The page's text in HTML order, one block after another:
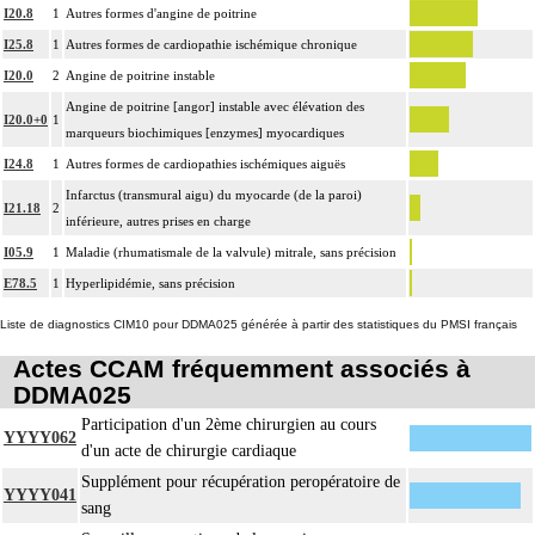
Par remplacement d'un vaisseau ou d'une structure vasculaire, on entend :
résection d'un axe ou d'une structure vasculaire avec reconstruction par greffe
ou prothèse.
4
Par thoracotomie, on entend : tout abord de la cavité thoracique - sternotomie,
thoracotomie latérale, thoracotomie postérieure.
La circulation extracorporelle [CEC] pour acte intrathoracique inclut, pour le
chirurgien, l'installation, la conduite de la circulation extracorporelle, et son
ablation. Elle inclut les responsabilités suivantes :
- décision de l'indication et choix de la technique
- choix du débit de CEC
- définition des protocoles de remplissage
- décision de cardioplégie
- décision d'assistance circulatoire.
La suture d'un vaisseau inclut l'angioplastie d'élargissement.
4 Le pontage artériel inclut la thromboendartériectomie de contigüité.
I20.8 1 Autres formes d'angine de poitrine
I25.8 1 Autres formes de cardiopathie ischémique chronique
I20.0 2 Angine de poitrine instable
I20.0+0 1
Angine de poitrine [angor] instable avec élévation des
marqueurs biochimiques [enzymes] myocardiques
I24.8 1 Autres formes de cardiopathies ischémiques aiguës
I21.18 2
Infarctus (transmural aigu) du myocarde (de la paroi)
inférieure, autres prises en charge
I05.9 1 Maladie (rhumatismale de la valvule) mitrale, sans précision
E78.5 1 Hyperlipidémie, sans précision
Liste de diagnostics CIM10 pour DDMA025 générée à partir des statistiques du PMSI français
Actes CCAM fréquemment associés à
DDMA025
YYYY062
Participation d'un 2ème chirurgien au cours
d'un acte de chirurgie cardiaque
YYYY041
Supplément pour récupération peropératoire de
sang